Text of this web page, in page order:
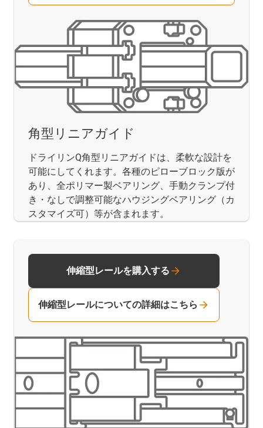
角型リニアガイド
ドライリンQ角型リニアガイドは、柔軟な設計を
可能にしてくれます。各種のピローブロック版が
あり、全ポリマー製ベアリング、手動クランプ付
き・なしで調整可能なハウジングベアリング（カ
スタマイズ可）等が含まれます。
伸縮型レールを購入する
伸縮型レールについての詳細はこちら